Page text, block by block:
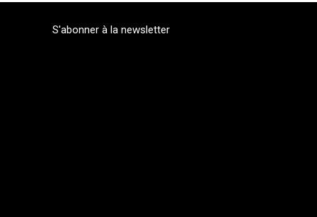
S'abonner à la newsletter